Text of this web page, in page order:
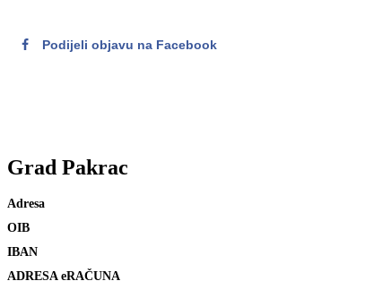
Podijeli objavu na Facebook
Grad Pakrac
Adresa
OIB
IBAN
ADRESA eRAČUNA